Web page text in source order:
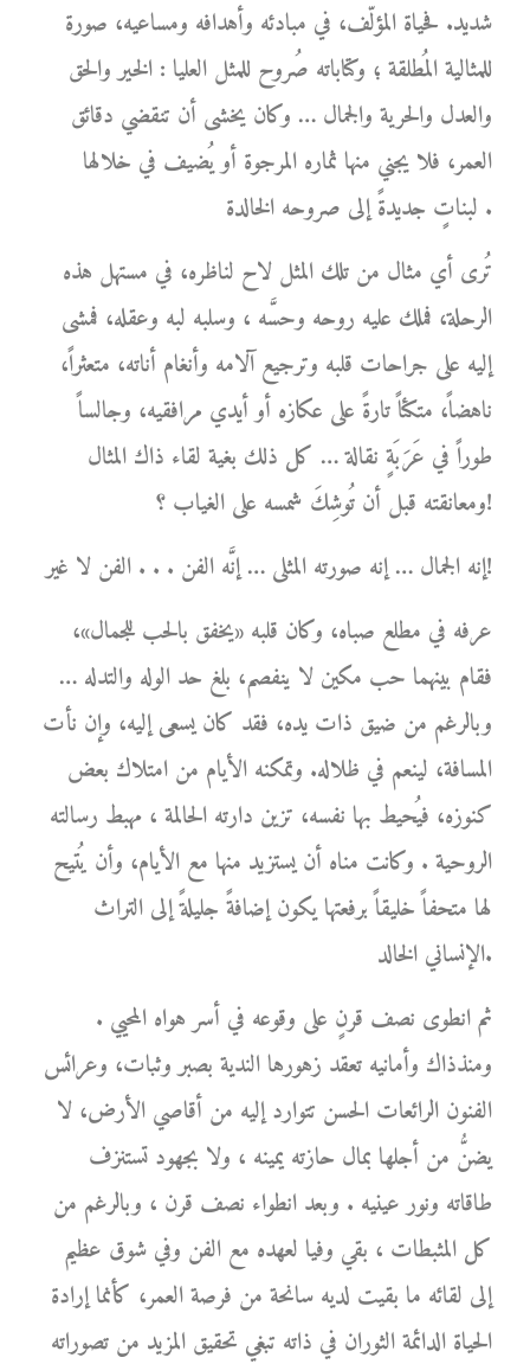
شديد. فحياة المؤلّف، في مبادئه وأهدافه ومساعيه، صورة
للمثالية المُطلقة ؛ وكتاباته صُروح للمثل العليا : الخير والحق
والعدل والحرية والجمال … وكان يخشى أن تنقضي دقائق
العمر، فلا يجني منها ثماره المرجوة أو يُضيف في خلالها
لبناتٍ جديدةً إلى صروحه الخالدة .
تُرى أي مثال من تلك المثل لاح لناظره، في مستهل هذه
الرحلة، فملك عليه روحه وحسَّه ، وسلبه لبه وعقله، فمشى
إليه على جراحات قلبه وترجيع آلامه وأنغام أناته، متعثراً،
ناهضاً، متكئاً تارةً على عكازه أو أيدي مرافقيه، وجالساً
طوراً في عَرَبَةٍ نقالة … كل ذلك بغية لقاء ذاك المثال
ومعانقته قبل أن تُوشِكَ شمسه على الغياب ؟!
إنه الجمال … إنه صورته المثلى … إنَّه الفن . . . الفن لا غير!
عرفه في مطلع صباه، وكان قلبه «يخفق بالحب للجمال»،
فقام بينهما حب مكين لا ينفصم، بلغ حد الوله والتدله …
وبالرغم من ضيق ذات يده، فقد كان يسعى إليه، وإن نأت
المسافة، لينعم في ظلاله. وتمكنه الأيام من امتلاك بعض
كنوزه، فيُحيط بها نفسه، تزين دارته الحالمة ، مهبط رسالته
الروحية . وكانت مناه أن يستزيد منها مع الأيام، وأن يُتيح
لها متحفاً خليقاً برفعتها يكون إضافةً جليلةً إلى التراث
الإنساني الخالد.
ثم انطوى نصف قرنٍ على وقوعه في أسر هواه المحيي .
ومنذذاك وأمانيه تعقد زهورها الندية بصبر وثبات، وعرائس
الفنون الرائعات الحسن تتوارد إليه من أقاصي الأرض، لا
يضنُّ من أجلها بمال حازته يمينه ، ولا بجهود تستنزف
طاقاته ونور عينيه . وبعد انطواء نصف قرن ، وبالرغم من
كل المثبطات ، بقي وفيا لعهده مع الفن وفي شوق عظيم
إلى لقائه ما بقيت لديه سانحة من فرصة العمر، كأنما إرادة
الحياة الدائمة الثوران في ذاته تبغي تحقيق المزيد من تصوراته